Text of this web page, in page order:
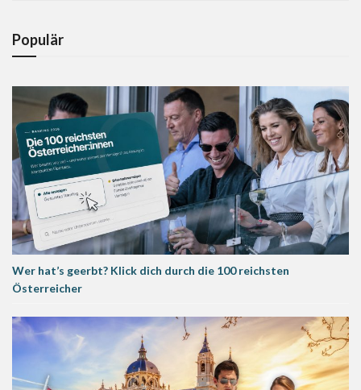
Populär
Wer hat’s geerbt? Klick dich durch die 100 reichsten
Österreicher